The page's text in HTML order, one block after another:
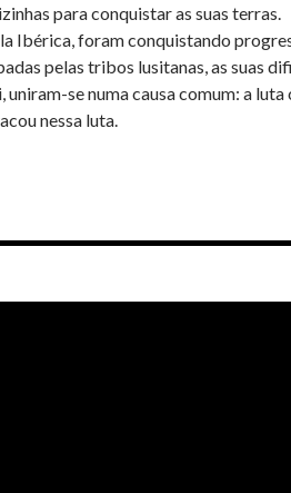
para conquistar as suas terras.
Ibérica, foram conquistando
pelas tribos lusitanas, as suas
se numa causa comum: a
nessa luta.